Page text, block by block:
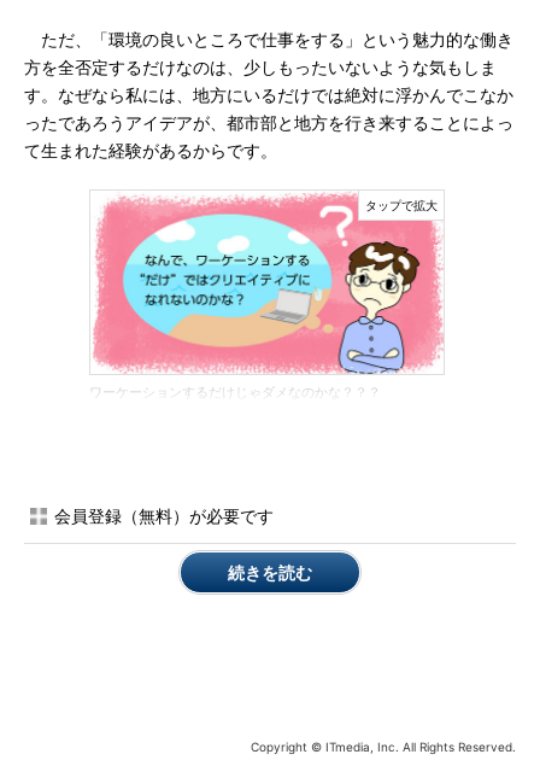
ただ、「環境の良いところで仕事をする」という魅力的な働き
方を全否定するだけなのは、少しもったいないような気もしま
す。なぜなら私には、地方にいるだけでは絶対に浮かんでこなか
ったであろうアイデアが、都市部と地方を行き来することによっ
て生まれた経験があるからです。
ワーケーションするだけじゃダメなのかな？？？
会員登録（無料）が必要です
続きを読む
Copyright © ITmedia, Inc. All Rights Reserved.